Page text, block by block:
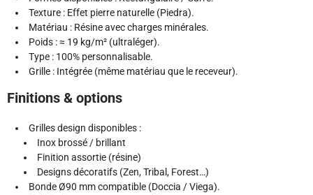
Texture : Effet pierre naturelle (Piedra).
Matériau : Résine avec charges minérales.
Poids : ≈ 19 kg/m² (ultraléger).
Type : 100% personnalisable.
Grille : Intégrée (même matériau que le receveur).
Finitions & options
Grilles design disponibles :
Inox brossé / brillant
Finition assortie (résine)
Designs décoratifs (Zen, Tribal, Forest…)
Bonde Ø90 mm compatible (Doccia / Viega).